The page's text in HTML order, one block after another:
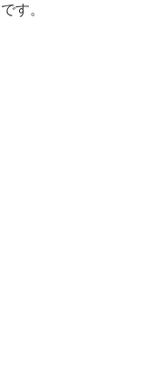
す。